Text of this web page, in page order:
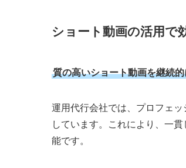
日々の市場動向やトレンドを
最新の音楽トレンドや演出効
た、競合企業の分析に基づい